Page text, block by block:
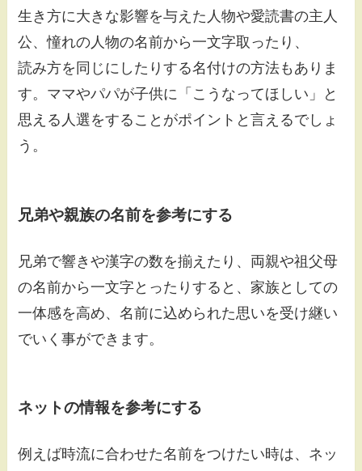
生き方に大きな影響を与えた人物や愛読書の主人
公、憧れの人物の名前から一文字取ったり、
読み方を同じにしたりする名付けの方法もありま
す。ママやパパが子供に「こうなってほしい」と
思える人選をすることがポイントと言えるでしょ
う。
兄弟や親族の名前を参考にする
兄弟で響きや漢字の数を揃えたり、両親や祖父母
の名前から一文字とったりすると、家族としての
一体感を高め、名前に込められた思いを受け継い
でいく事ができます。
ネットの情報を参考にする
例えば時流に合わせた名前をつけたい時は、ネッ